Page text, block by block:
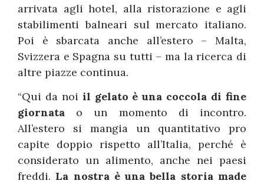
arrivata agli hotel, alla ristorazione e agli
stabilimenti balneari sul mercato italiano.
Poi è sbarcata anche all’estero – Malta,
Svizzera e Spagna su tutti – ma la ricerca di
altre piazze continua.
“Qui da noi il gelato è una coccola di fine
giornata o un momento di incontro.
All’estero si mangia un quantitativo pro
capite doppio rispetto all’Italia, perché è
considerato un alimento, anche nei paesi
freddi. La nostra è una bella storia made